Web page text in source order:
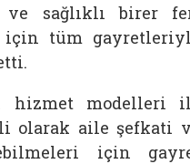
sağlıklı birer
için tüm
hizmet modelleri
olarak aile şefkati
için